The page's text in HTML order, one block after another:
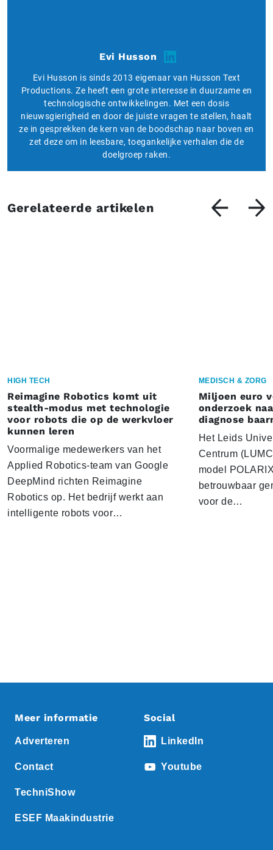
Evi Husson
Evi Husson is sinds 2013 eigenaar van Husson Text
Productions. Ze heeft een grote interesse in duurzame en
technologische ontwikkelingen. Met een dosis
nieuwsgierigheid en door de juiste vragen te stellen, haalt
ze in gesprekken de kern van de boodschap naar boven en
zet deze om in leesbare, toegankelijke verhalen die de
doelgroep raken.
Gerelateerde artikelen
HIGH TECH
Reimagine Robotics komt uit
stealth-modus met technologie
voor robots die op de werkvloer
kunnen leren
Voormalige medewerkers van het
Applied Robotics-team van Google
DeepMind richten Reimagine
Robotics op. Het bedrijf werkt aan
intelligente robots voor…
MEDISCH & ZORG
Miljoen euro
onderzoek
diagnose
Het Leids
Centrum
model
betrouwbaar
voor de…
Meer informatie
Adverteren
Contact
TechniShow
ESEF Maakindustrie
Social
LinkedIn
Youtube